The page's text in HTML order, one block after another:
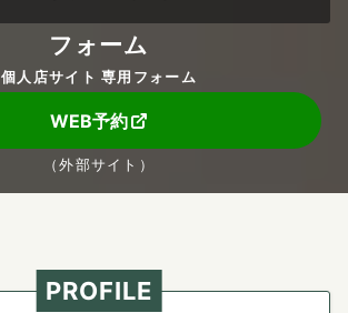
フォーム
個人店サイト 専用フォーム
WEB予約
（外部サイト）
PROFILE